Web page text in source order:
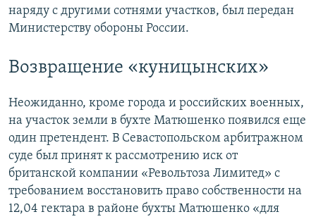
наряду с другими сотнями участков, был передан
Министерству обороны России.
Возвращение «куницынских»
Неожиданно, кроме города и российских военных,
на участок земли в бухте Матюшенко появился еще
один претендент. В Севастопольском арбитражном
суде был принят к рассмотрению иск от
британской компании «Револьтоза Лимитед» с
требованием восстановить право собственности на
12,04 гектара в районе бухты Матюшенко «для